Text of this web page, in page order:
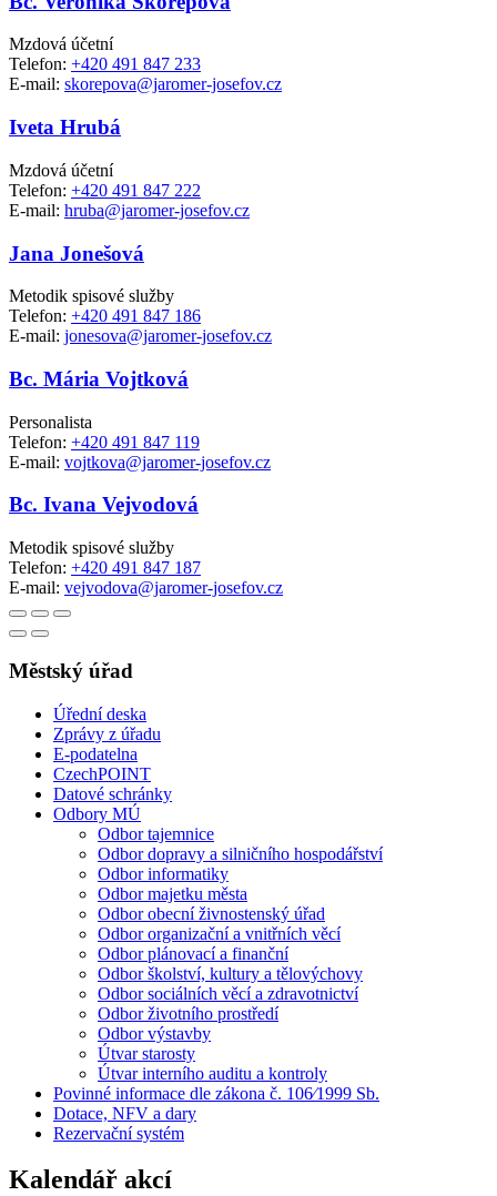
Mzdová účetní
Telefon: +420 491 847 233
E-mail: skorepova@jaromer-josefov.cz
Iveta Hrubá
Mzdová účetní
Telefon: +420 491 847 222
E-mail: hruba@jaromer-josefov.cz
Jana Jonešová
Metodik spisové služby
Telefon: +420 491 847 186
E-mail: jonesova@jaromer-josefov.cz
Bc. Mária Vojtková
Personalista
Telefon: +420 491 847 119
E-mail: vojtkova@jaromer-josefov.cz
Bc. Ivana Vejvodová
Metodik spisové služby
Telefon: +420 491 847 187
E-mail: vejvodova@jaromer-josefov.cz
Městský úřad
Úřední deska
Zprávy z úřadu
E-podatelna
CzechPOINT
Datové schránky
Odbory MÚ
Odbor tajemnice
Odbor dopravy a silničního hospodářství
Odbor informatiky
Odbor majetku města
Odbor obecní živnostenský úřad
Odbor organizační a vnitřních věcí
Odbor plánovací a finanční
Odbor školství, kultury a tělovýchovy
Odbor sociálních věcí a zdravotnictví
Odbor životního prostředí
Odbor výstavby
Útvar starosty
Útvar interního auditu a kontroly
Povinné informace dle zákona č. 106⁄1999 Sb.
Dotace, NFV a dary
Rezervační systém
Kalendář akcí